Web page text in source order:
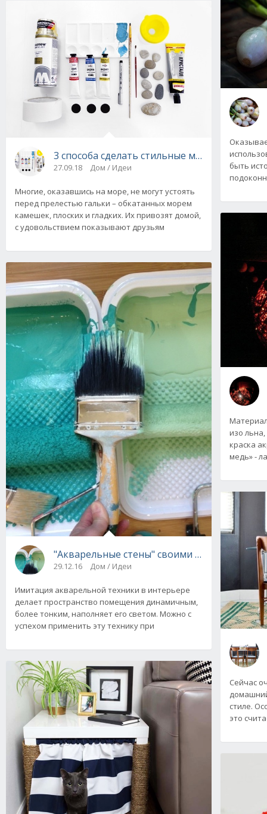
3 способа сделать стильные магниты из
27.09.18 Дом / Идеи
Многие, оказавшись на море, не могут устоять
перед прелестью гальки – обкатанных морем
камешек, плоских и гладких. Их привозят домой,
с удовольствием показывают друзьям
"Акварельные стены" своими руками:
29.12.16 Дом / Идеи
Имитация акварельной техники в интерьере
делает пространство помещения динамичным,
более тонким, наполняет его светом. Можно с
успехом применить эту технику при
быть
изо льна,
краска
медь» -
Сейчас
стиле.
это